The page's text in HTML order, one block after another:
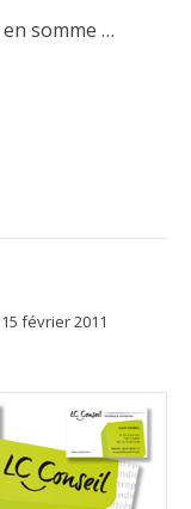
en somme …
15 février 2011